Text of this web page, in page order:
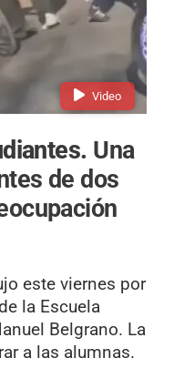
Video
Una
de dos
este viernes por
la Escuela
Belgrano. La
a las alumnas.